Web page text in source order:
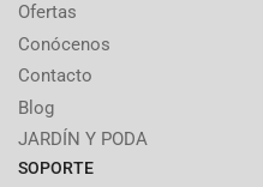
Ofertas
Conócenos
Contacto
Blog
JARDÍN Y PODA
SOPORTE